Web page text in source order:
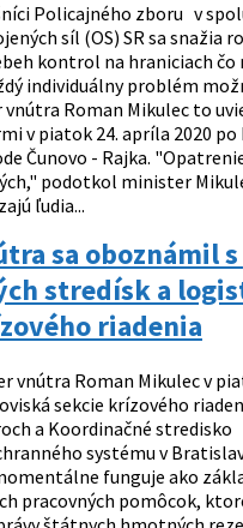
Policajného zboru v
síl (OS) SR sa snažia
kontrol na hraniciach čo
individuálny problém
Roman Mikulec to
v piatok 24. apríla 2020
Čunovo - Rajka.
podotkol minister
ľudia...
sa oboznámil s
stredísk a
riadenia
vnútra Roman Mikulec v
sekcie krízového
a Koordinačné stredisko
systému v
funguje ako
pracovných pomôcok,